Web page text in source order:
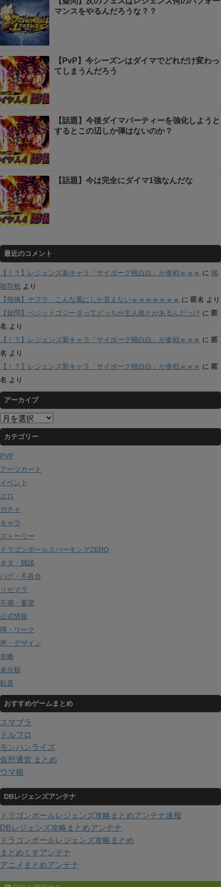
マンスをやるんだろうな？？
【PvP】今シーズンはダイマでどれだけ変わっ
てしまうんだろう
【話題】今後ダイマパーティーを強化しようと
するとこの辺しか弾はないのか？
【話題】今は完全にダイマ1強なんだな
最近のコメント
【！？】レジェンズ新キャラ「サイボーグ桃白白」が参戦ｗｗｗ に 啪
啪导航 より
【指摘】ケフラ、こんな風にしか見えないｗｗｗｗｗｗｗ に 匿名 より
【疑問】ベジットゴジータってどっちが主人格とかあるんだっけ に 匿
名 より
【！？】レジェンズ新キャラ「サイボーグ桃白白」が参戦ｗｗｗ に 匿
名 より
【！？】レジェンズ新キャラ「サイボーグ桃白白」が参戦ｗｗｗ に 匿
名 より
アーカイブ
ア
ー
カ
イ
ブ
カテゴリー
PVP
アーツカード
イベント
エロ
ガチャ
キャラ
ストーリー
ドラゴンボールスパーキングZERO
ネタ・雑談
バグ・不具合
リセマラ
不満・要望
公式情報
噂・リーク
声・デザイン
攻略
未分類
歓喜
おすすめゲームまとめ
スマブラ
ドルフロ
モンハンライズ
仮想通貨 まとめ
ウマ娘
DBレジェンズアンテナ
ドラゴンボールレジェンズ攻略まとめアンテナ速報
DBレジェンズ攻略まとめアンテナ
ドラゴンボールレジェンズ攻略まとめ
まとめくすアンテナ
アニメまとめアンテナ